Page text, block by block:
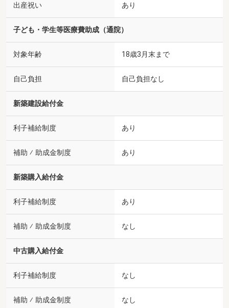
出産祝い あり
子ども・学生等医療費助成（通院）
対象年齢 18歳3月末まで
自己負担 自己負担なし
新築建設給付金
利子補給制度 あり
補助 ⁄ 助成金制度 あり
新築購入給付金
利子補給制度 あり
補助 ⁄ 助成金制度 なし
中古購入給付金
利子補給制度 なし
補助 ⁄ 助成金制度 なし